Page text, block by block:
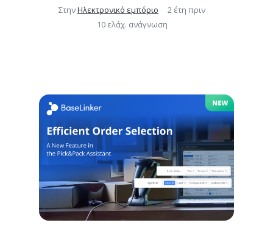
ΣτηνΗλεκτρονικό εμπόριο
2 έτη πριν
10 ελάχ. ανάγνωση